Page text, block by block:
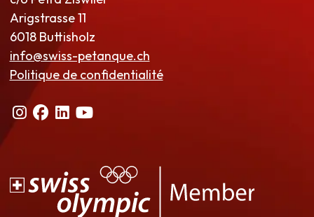
Arigstrasse 11
6018 Buttisholz
info@swiss-petanque.ch
Politique de confidentialité